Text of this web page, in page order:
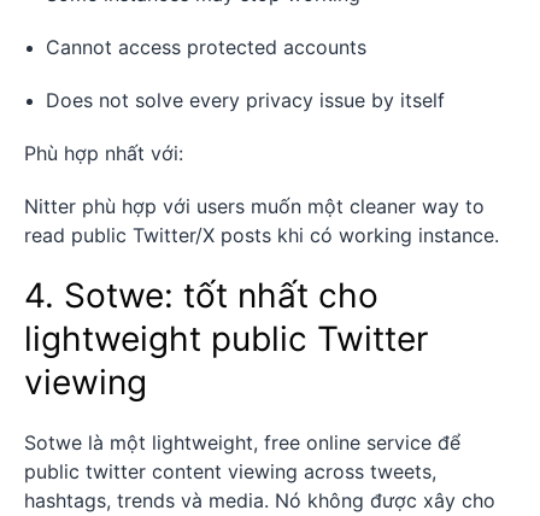
Cannot access protected accounts
Does not solve every privacy issue by itself
Phù hợp nhất với:
Nitter phù hợp với users muốn một cleaner way to
read public Twitter/X posts khi có working instance.
4. Sotwe: tốt nhất cho
lightweight public Twitter
viewing
Sotwe là một lightweight, free online service để
public twitter content viewing across tweets,
hashtags, trends và media. Nó không được xây cho